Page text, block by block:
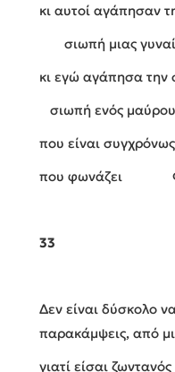
κι αυτοί αγάπησαν
σιωπή μιας
κι εγώ αγάπησα την
σιωπή ενός
που είναι
που φωνάζει
33
Δεν είναι δύσκολο
παρακάμψεις, από
γιατί είσαι